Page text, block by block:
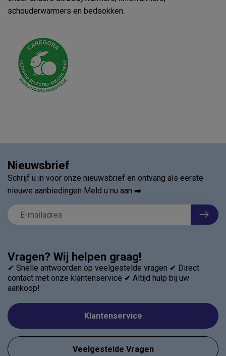
schouderwarmers en bedsokken.
Vragen? Wij helpen graag!
✔ Snelle antwoorden op veelgestelde vragen ✔ Direct
contact met onze klantenservice ✔ Altijd hulp bij uw
aankoop!
Klantenservice
Veelgestelde Vragen
Nieuwsbrief
Schrijf u in voor onze nieuwsbrief en ontvang als eerste
nieuwe aanbiedingen Meld u nu aan ➡️